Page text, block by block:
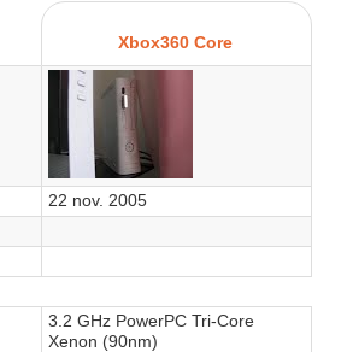
Xbox360 Core
22 nov. 2005
3.2 GHz PowerPC Tri-Core
Xenon (90nm)